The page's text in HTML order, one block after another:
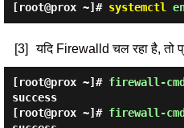
[root@prox ~]# systemctl
[3] यदि Firewalld चल रहा है, तो
[root@prox ~]# firewall-
success
[root@prox ~]# firewall-